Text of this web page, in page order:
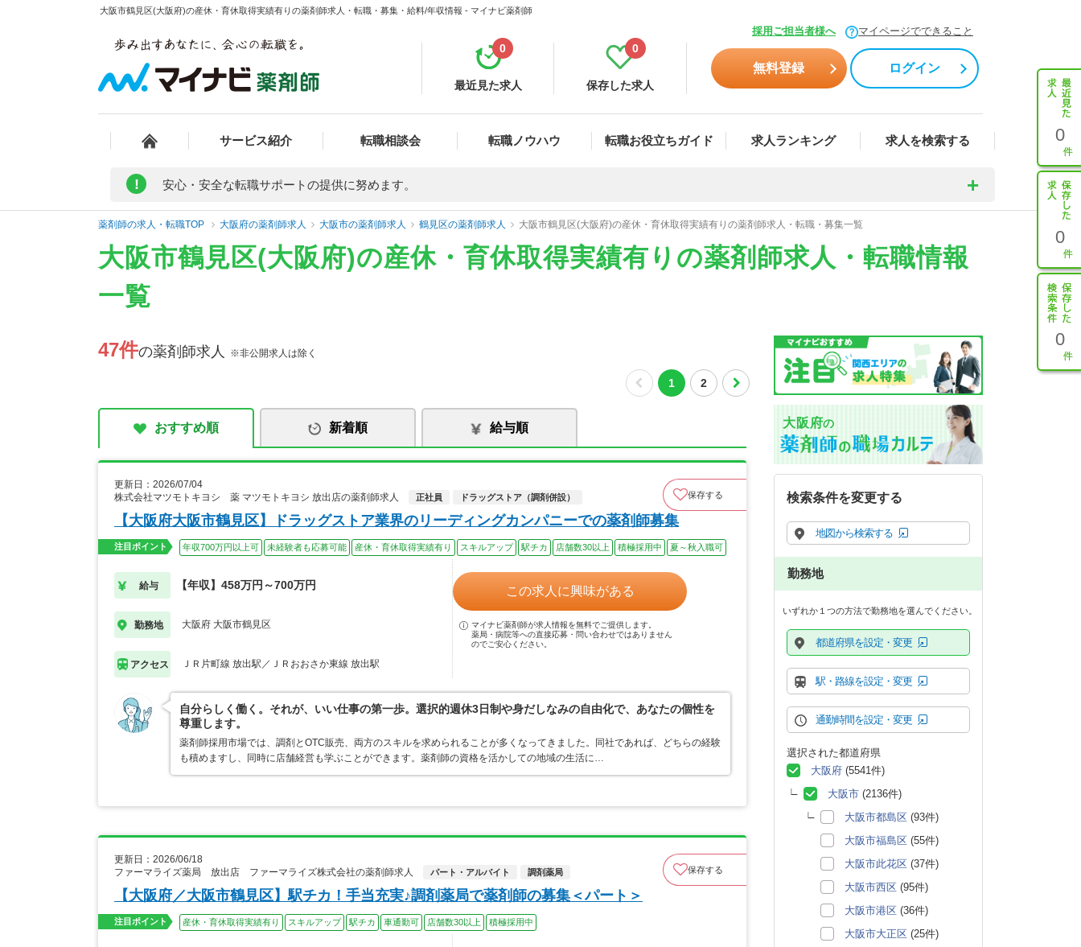
大阪市鶴見区(大阪府)の産休・育休取得実績有りの薬剤師求人・転職・募集・給料/年収情報 - マイナビ薬剤師
採用ご担当者様へ マイページでできること
最近見た求人
0
保存した求人
0
無料登録 ログイン
サービス紹介 転職相談会 転職ノウハウ 転職お役立ちガイド 求人ランキング 求人を検索する 0
0
0
! 安心・安全な転職サポートの提供に努めます。
薬剤師の求人・転職TOP 大阪府の薬剤師求人 大阪市の薬剤師求人 鶴見区の薬剤師求人 大阪市鶴見区(大阪府)の産休・育休取得実績有りの薬剤師求人・転職・募集一覧
大阪市鶴見区(大阪府)の産休・育休取得実績有りの薬剤師求人・転職情報
一覧
47件の薬剤師求人 ※非公開求人は除く
1 2
おすすめ順 新着順 給与順
更新日：2026/07/04
株式会社マツモトキヨシ 薬 マツモトキヨシ 放出店の薬剤師求人
正社員 ドラッグストア（調剤併設） 保存する
【大阪府大阪市鶴見区】ドラッグストア業界のリーディングカンパニーでの薬剤師募集
注目ポイント 年収700万円以上可 未経験者も応募可能 産休・育休取得実績有り スキルアップ 駅チカ 店舗数30以上 積極採用中 夏～秋入職可
給与 【年収】458万円～700万円
勤務地 大阪府 大阪市鶴見区
アクセス ＪＲ片町線 放出駅／ＪＲおおさか東線 放出駅
この求人に興味がある
マイナビ薬剤師が求人情報を無料でご提供します。
薬局・病院等への直接応募・問い合わせではありません
のでご安心ください。
自分らしく働く。それが、いい仕事の第一歩。選択的週休3日制や身だしなみの自由化で、あなたの個性を
尊重します。
薬剤師採用市場では、調剤とOTC販売、両方のスキルを求められることが多くなってきました。同社であれば、どちらの経験
も積めますし、同時に店舗経営も学ぶことができます。薬剤師の資格を活かしての地域の生活に…
更新日：2026/06/18
ファーマライズ薬局 放出店 ファーマライズ株式会社の薬剤師求人
パート・アルバイト 調剤薬局 保存する
【大阪府／大阪市鶴見区】駅チカ！手当充実♪調剤薬局で薬剤師の募集＜パート＞
注目ポイント 産休・育休取得実績有り スキルアップ 駅チカ 車通勤可 店舗数30以上 積極採用中
大阪府の
検索条件を変更する
地図から検索する
勤務地
いずれか１つの方法で勤務地を選んでください。
都道府県を設定・変更
駅・路線を設定・変更
通勤時間を設定・変更
選択された都道府県
大阪府 (5541件)
大阪市 (2136件)
大阪市都島区 (93件)
大阪市福島区 (55件)
大阪市此花区 (37件)
大阪市西区 (95件)
大阪市港区 (36件)
大阪市大正区 (25件)